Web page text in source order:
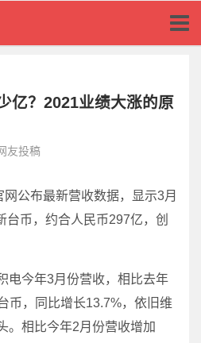
亿？2021业绩大涨的原
友投稿
公布最新营收数据，显示3月
台币，约合人民币297亿，创
今年3月份营收，相比去年
币，同比增长13.7%，依旧维
。相比今年2月份营收增加